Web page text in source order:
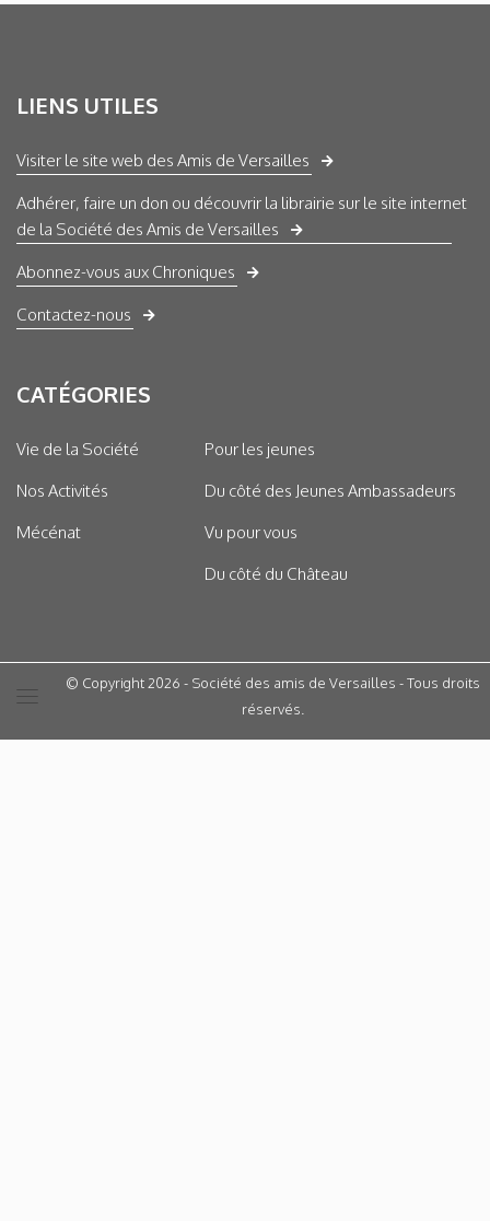
LIENS UTILES
Visiter le site web des Amis de Versailles
Adhérer, faire un don ou découvrir la librairie sur le site internet
de la Société des Amis de Versailles
Abonnez-vous aux Chroniques
Contactez-nous
CATÉGORIES
Vie de la Société
Nos Activités
Mécénat
Pour les jeunes
Du côté des Jeunes Ambassadeurs
Vu pour vous
Du côté du Château
© Copyright 2026 - Société des amis de Versailles - Tous droits
réservés.